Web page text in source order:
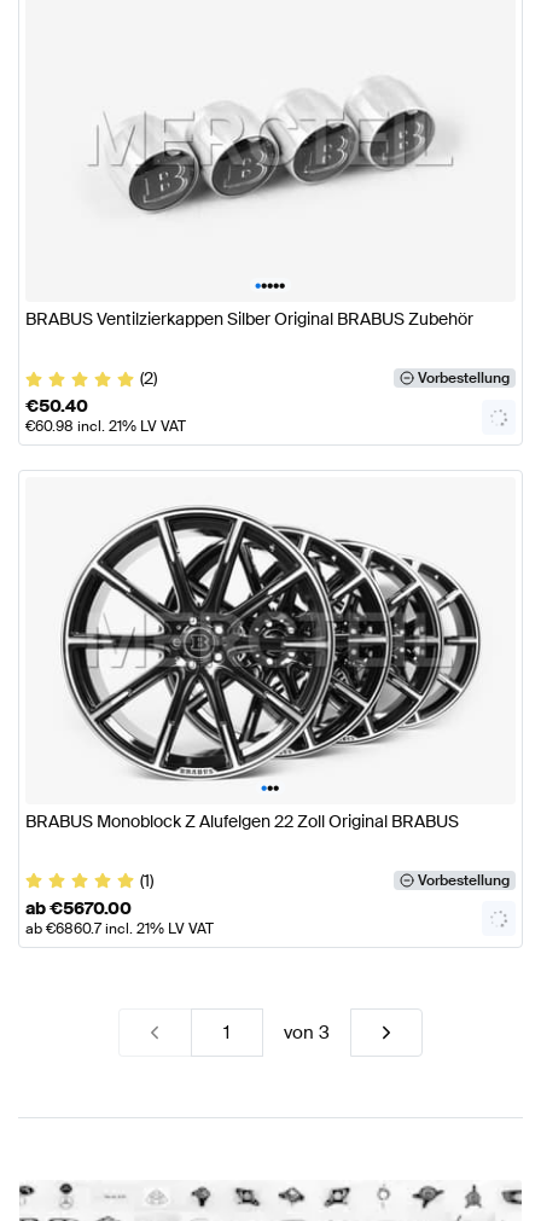
•••••
BRABUS Ventilzierkappen Silber Original BRABUS Zubehör
(2) Vorbestellung
€50.40
€60.98 incl. 21% LV VAT
•••
BRABUS Monoblock Z Alufelgen 22 Zoll Original BRABUS
(1) Vorbestellung
ab€5670.00
ab€6860.7incl. 21% LV VAT
von 3